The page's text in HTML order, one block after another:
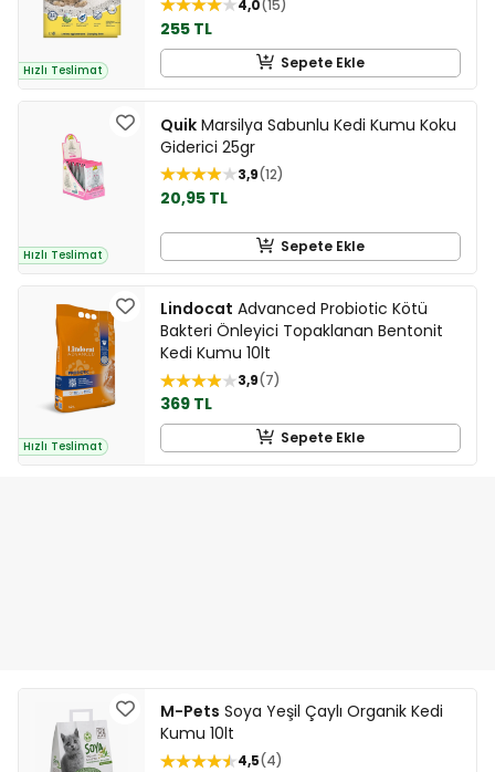
Hızlı Teslimat
4,0 15
255 TL
Sepete Ekle
Hızlı Teslimat
Quik Marsilya Sabunlu Kedi Kumu Koku
Giderici 25gr
3,9 12
20,95 TL
Sepete Ekle
Hızlı Teslimat
Lindocat Advanced Probiotic Kötü
Bakteri Önleyici Topaklanan Bentonit
Kedi Kumu 10lt
3,9 7
369 TL
Sepete Ekle
M-Pets Soya Yeşil Çaylı Organik Kedi
Kumu 10lt
4,5 4